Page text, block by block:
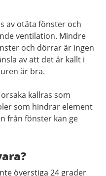
av otäta fönster och
ventilation. Mindre
och dörrar är ingen
av att det är kallt i
är bra.
kallras som
som hindrar element
från fönster kan ge
överstiga 24 grader